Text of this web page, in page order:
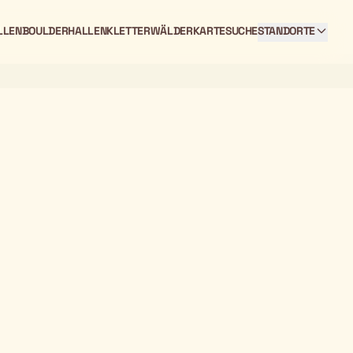
BOULDERHALLENKLETTERWÄLDERKARTESUCHESTANDORTE